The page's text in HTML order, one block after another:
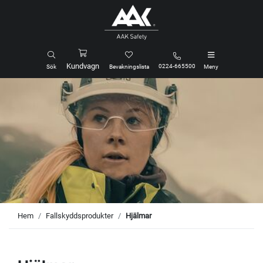
Sök Kundvagn Bevakningslista 0224-665500 Meny
Hem Fallskyddsprodukter Hjälmar